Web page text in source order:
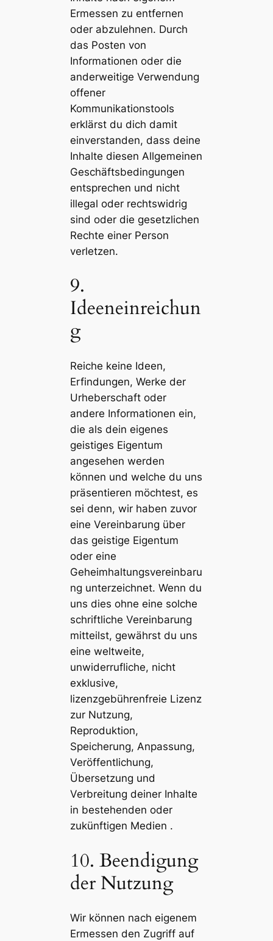
Ermessen zu entfernen
oder abzulehnen. Durch
das Posten von
Informationen oder die
anderweitige Verwendung
offener
Kommunikationstools
erklärst du dich damit
einverstanden, dass deine
Inhalte diesen Allgemeinen
Geschäftsbedingungen
entsprechen und nicht
illegal oder rechtswidrig
sind oder die gesetzlichen
Rechte einer Person
verletzen.
9.
Ideeneinreichun
g
Reiche keine Ideen,
Erfindungen, Werke der
Urheberschaft oder
andere Informationen ein,
die als dein eigenes
geistiges Eigentum
angesehen werden
können und welche du uns
präsentieren möchtest, es
sei denn, wir haben zuvor
eine Vereinbarung über
das geistige Eigentum
oder eine
Geheimhaltungsvereinbaru
ng unterzeichnet. Wenn du
uns dies ohne eine solche
schriftliche Vereinbarung
mitteilst, gewährst du uns
eine weltweite,
unwiderrufliche, nicht
exklusive,
lizenzgebührenfreie Lizenz
zur Nutzung,
Reproduktion,
Speicherung, Anpassung,
Veröffentlichung,
Übersetzung und
Verbreitung deiner Inhalte
in bestehenden oder
zukünftigen Medien .
10. Beendigung
der Nutzung
Wir können nach eigenem
Ermessen den Zugriff auf